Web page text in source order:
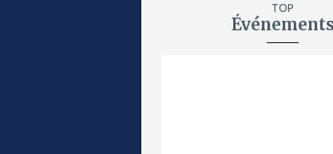
TOP
Événements